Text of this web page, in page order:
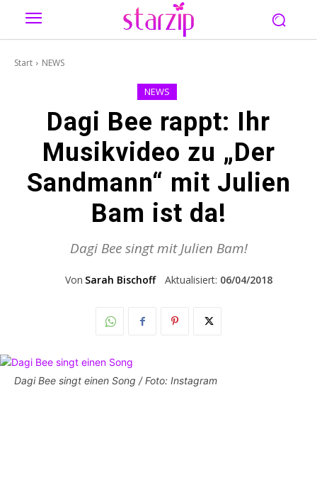
Start NEWS
NEWS
Dagi Bee rappt: Ihr
Musikvideo zu „Der
Sandmann“ mit Julien
Bam ist da!
Dagi Bee singt mit Julien Bam!
Von Sarah Bischoff Aktualisiert: 06/04/2018
Dagi Bee singt einen Song / Foto: Instagram